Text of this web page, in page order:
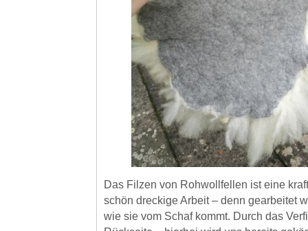
Das Filzen von Rohwollfellen ist eine
schön dreckige Arbeit – denn gearbeitet
wie sie vom Schaf kommt. Durch das